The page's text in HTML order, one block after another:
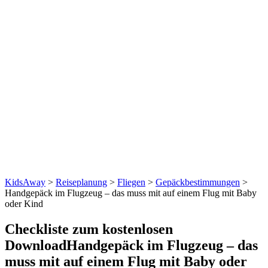
KidsAway > Reiseplanung > Fliegen > Gepäckbestimmungen >
Handgepäck im Flugzeug – das muss mit auf einem Flug mit Baby
oder Kind
Checkliste zum kostenlosen
DownloadHandgepäck im Flugzeug – das
muss mit auf einem Flug mit Baby oder